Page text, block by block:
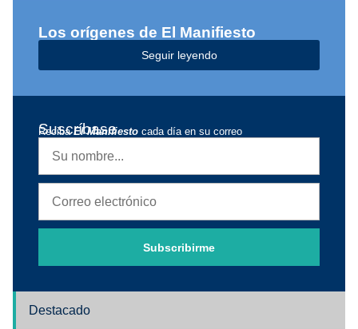
Los orígenes de El Manifiesto
Seguir leyendo
Suscríbase
RecibaEl Manifiesto cada día en su correo
Subscribirme
Destacado